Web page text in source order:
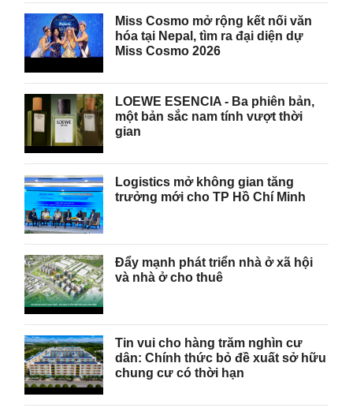
Miss Cosmo mở rộng kết nối văn
hóa tại Nepal, tìm ra đại diện dự
Miss Cosmo 2026
LOEWE ESENCIA - Ba phiên bản,
một bản sắc nam tính vượt thời
gian
Logistics mở không gian tăng
trưởng mới cho TP Hồ Chí Minh
Đẩy mạnh phát triển nhà ở xã hội
và nhà ở cho thuê
Tin vui cho hàng trăm nghìn cư
dân: Chính thức bỏ đề xuất sở hữu
chung cư có thời hạn